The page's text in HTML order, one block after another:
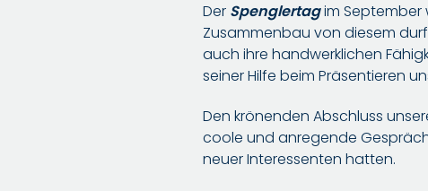
Der Spenglertagim September
Zusammenbau von diesem
auch ihre handwerklichen
seiner Hilfe beim Präsentieren
Den krönenden Abschluss
coole und anregende
neuer Interessenten hatten.